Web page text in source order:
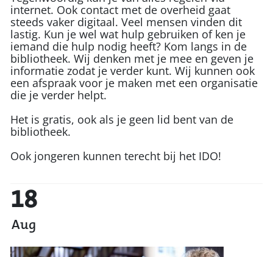
internet. Ook contact met de overheid gaat
steeds vaker digitaal. Veel mensen vinden dit
lastig. Kun je wel wat hulp gebruiken of ken je
iemand die hulp nodig heeft? Kom langs in de
bibliotheek. Wij denken met je mee en geven je
informatie zodat je verder kunt. Wij kunnen ook
een afspraak voor je maken met een organisatie
die je verder helpt.
Het is gratis, ook als je geen lid bent van de
bibliotheek.
Ook jongeren kunnen terecht bij het IDO!
18
Aug